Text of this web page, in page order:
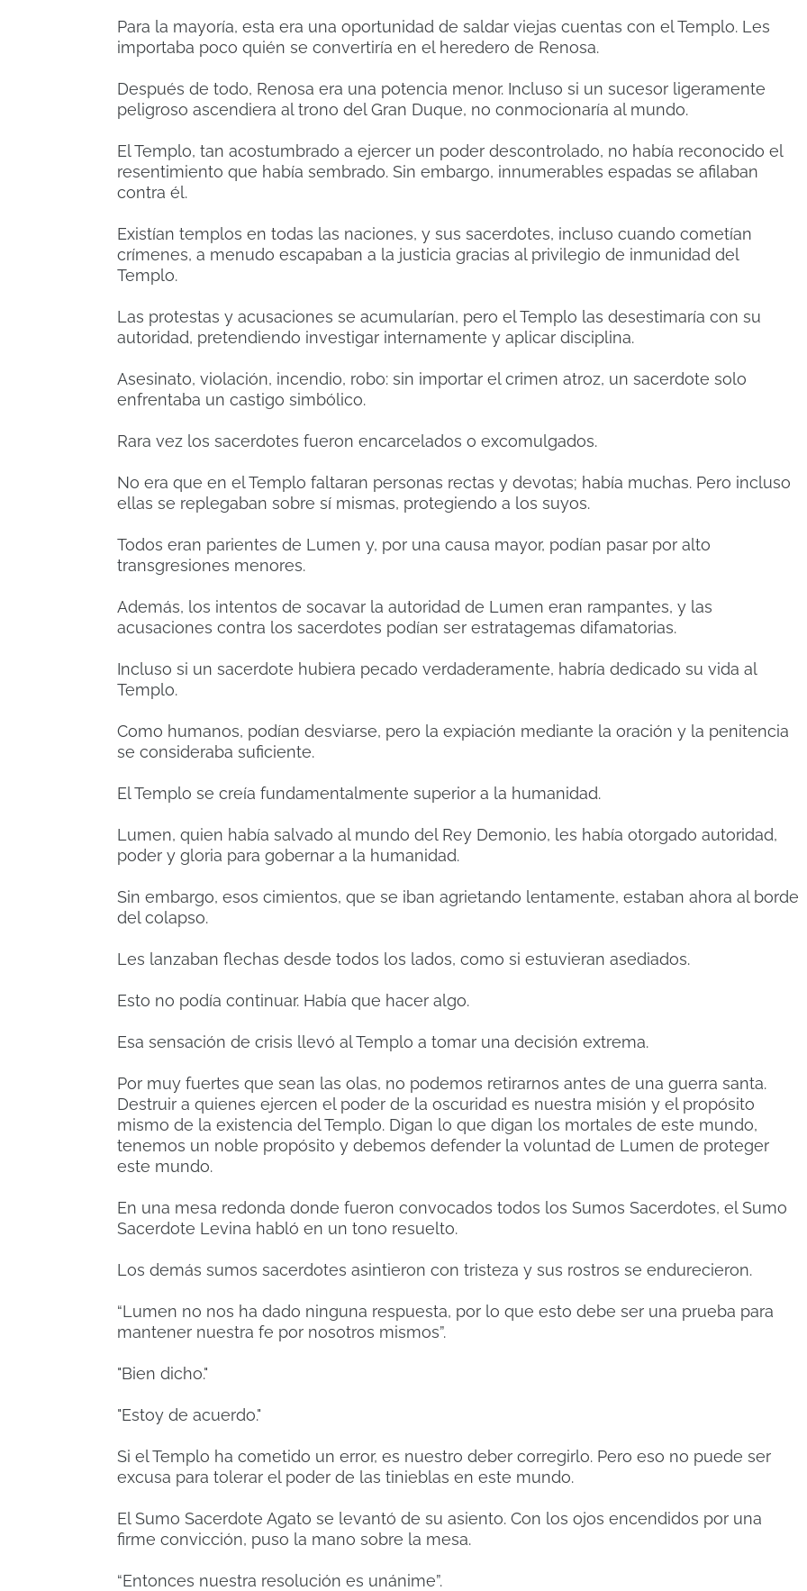
Para la mayoría, esta era una oportunidad de saldar viejas cuentas con el Templo. Les
importaba poco quién se convertiría en el heredero de Renosa.
Después de todo, Renosa era una potencia menor. Incluso si un sucesor ligeramente
peligroso ascendiera al trono del Gran Duque, no conmocionaría al mundo.
El Templo, tan acostumbrado a ejercer un poder descontrolado, no había reconocido el
resentimiento que había sembrado. Sin embargo, innumerables espadas se afilaban
contra él.
Existían templos en todas las naciones, y sus sacerdotes, incluso cuando cometían
crímenes, a menudo escapaban a la justicia gracias al privilegio de inmunidad del
Templo.
Las protestas y acusaciones se acumularían, pero el Templo las desestimaría con su
autoridad, pretendiendo investigar internamente y aplicar disciplina.
Asesinato, violación, incendio, robo: sin importar el crimen atroz, un sacerdote solo
enfrentaba un castigo simbólico.
Rara vez los sacerdotes fueron encarcelados o excomulgados.
No era que en el Templo faltaran personas rectas y devotas; había muchas. Pero incluso
ellas se replegaban sobre sí mismas, protegiendo a los suyos.
Todos eran parientes de Lumen y, por una causa mayor, podían pasar por alto
transgresiones menores.
Además, los intentos de socavar la autoridad de Lumen eran rampantes, y las
acusaciones contra los sacerdotes podían ser estratagemas difamatorias.
Incluso si un sacerdote hubiera pecado verdaderamente, habría dedicado su vida al
Templo.
Como humanos, podían desviarse, pero la expiación mediante la oración y la penitencia
se consideraba suficiente.
El Templo se creía fundamentalmente superior a la humanidad.
Lumen, quien había salvado al mundo del Rey Demonio, les había otorgado autoridad,
poder y gloria para gobernar a la humanidad.
Sin embargo, esos cimientos, que se iban agrietando lentamente, estaban ahora al borde
del colapso.
Les lanzaban flechas desde todos los lados, como si estuvieran asediados.
Esto no podía continuar. Había que hacer algo.
Esa sensación de crisis llevó al Templo a tomar una decisión extrema.
Por muy fuertes que sean las olas, no podemos retirarnos antes de una guerra santa.
Destruir a quienes ejercen el poder de la oscuridad es nuestra misión y el propósito
mismo de la existencia del Templo. Digan lo que digan los mortales de este mundo,
tenemos un noble propósito y debemos defender la voluntad de Lumen de proteger
este mundo.
En una mesa redonda donde fueron convocados todos los Sumos Sacerdotes, el Sumo
Sacerdote Levina habló en un tono resuelto.
Los demás sumos sacerdotes asintieron con tristeza y sus rostros se endurecieron.
“Lumen no nos ha dado ninguna respuesta, por lo que esto debe ser una prueba para
mantener nuestra fe por nosotros mismos”.
"Bien dicho."
"Estoy de acuerdo."
Si el Templo ha cometido un error, es nuestro deber corregirlo. Pero eso no puede ser
excusa para tolerar el poder de las tinieblas en este mundo.
El Sumo Sacerdote Agato se levantó de su asiento. Con los ojos encendidos por una
firme convicción, puso la mano sobre la mesa.
“Entonces nuestra resolución es unánime”.